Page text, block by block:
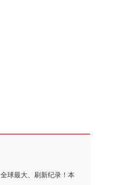
全球最大、刷新纪录！本